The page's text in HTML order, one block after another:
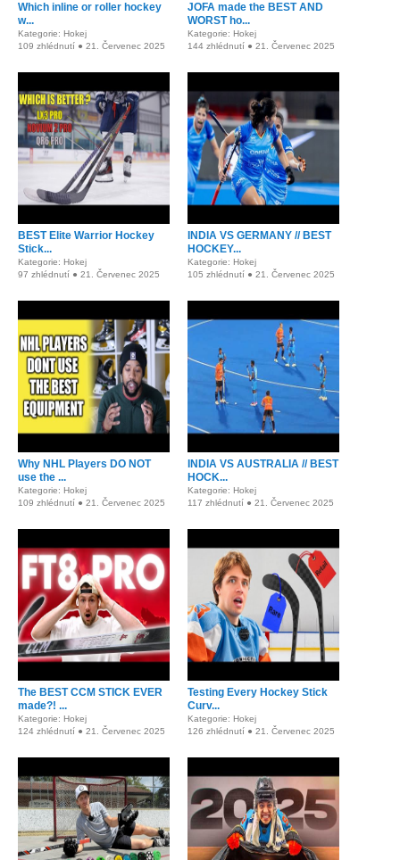
Which inline or roller hockey
w...
Kategorie: Hokej
109 zhlédnutí ● 21. Červenec 2025
JOFA made the BEST AND
WORST ho...
Kategorie: Hokej
144 zhlédnutí ● 21. Červenec 2025
BEST Elite Warrior Hockey
Stick...
Kategorie: Hokej
97 zhlédnutí ● 21. Červenec 2025
INDIA VS GERMANY // BEST
HOCKEY...
Kategorie: Hokej
105 zhlédnutí ● 21. Červenec 2025
Why NHL Players DO NOT
use the ...
Kategorie: Hokej
109 zhlédnutí ● 21. Červenec 2025
INDIA VS AUSTRALIA // BEST
HOCK...
Kategorie: Hokej
117 zhlédnutí ● 21. Červenec 2025
The BEST CCM STICK EVER
made?! ...
Kategorie: Hokej
124 zhlédnutí ● 21. Červenec 2025
Testing Every Hockey Stick
Curv...
Kategorie: Hokej
126 zhlédnutí ● 21. Červenec 2025